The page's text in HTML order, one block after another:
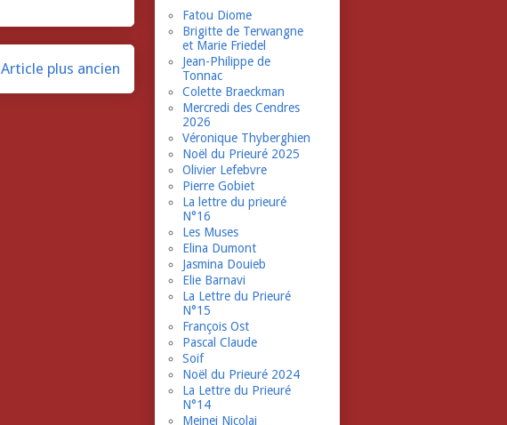
Article plus ancien
Fatou Diome
Brigitte de Terwangne
et Marie Friedel
Jean-Philippe de
Tonnac
Colette Braeckman
Mercredi des Cendres
2026
Véronique Thyberghien
Noël du Prieuré 2025
Olivier Lefebvre
Pierre Gobiet
La lettre du prieuré
N°16
Les Muses
Elina Dumont
Jasmina Douieb
Elie Barnavi
La Lettre du Prieuré
N°15
François Ost
Pascal Claude
Soif
Noël du Prieuré 2024
La Lettre du Prieuré
N°14
Meinei Nicolai